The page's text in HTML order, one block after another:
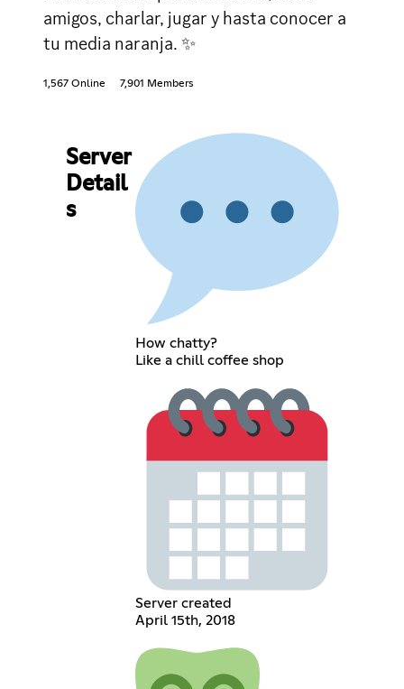
amigos, charlar, jugar y hasta conocer a
tu media naranja. ✨
1,567 Online 7,901 Members
Server
Detail
s
How chatty?
Like a chill coffee shop
Server created
April 15th, 2018